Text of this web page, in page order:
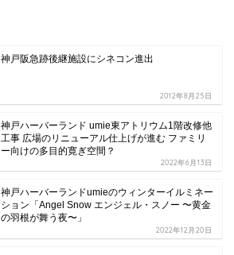
神戸阪急跡後継施設にシネコン進出
2012年8月25日
神戸ハーバーランド umie東アトリウム1階改修他
工事 広場のリニューアル仕上げが進む ファミリ
ー向けの多目的寛ぎ空間？
2022年6月13日
神戸ハーバーランドumieのウィンターイルミネー
ション「Angel Snow エンジェル・スノー 〜黄金
の羽根が舞う夜〜」
2022年12月20日